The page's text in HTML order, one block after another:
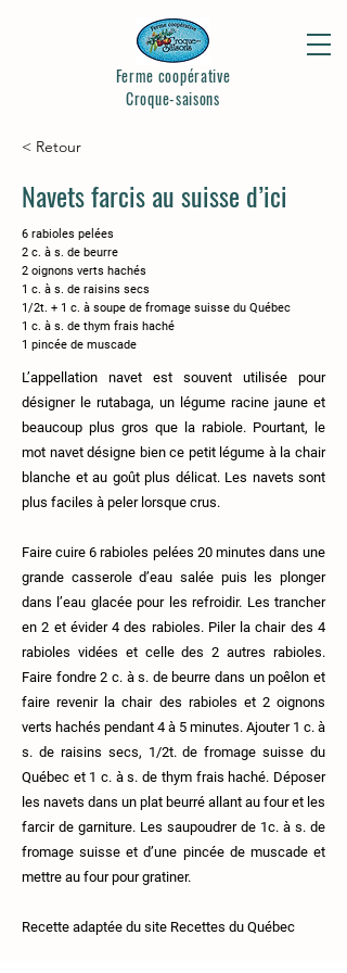
Ferme coopérative
Croque-saisons
< Retour
Navets farcis au suisse d’ici
6 rabioles pelées
2 c. à s. de beurre
2 oignons verts hachés
1 c. à s. de raisins secs
1/2t. + 1 c. à soupe de fromage suisse du Québec
1 c. à s. de thym frais haché
1 pincée de muscade
L’appellation navet est souvent utilisée pour
désigner le rutabaga, un légume racine jaune et
beaucoup plus gros que la rabiole. Pourtant, le
mot navet désigne bien ce petit légume à la chair
blanche et au goût plus délicat. Les navets sont
plus faciles à peler lorsque crus.
Faire cuire 6 rabioles pelées 20 minutes dans une
grande casserole d’eau salée puis les plonger
dans l’eau glacée pour les refroidir. Les trancher
en 2 et évider 4 des rabioles. Piler la chair des 4
rabioles vidées et celle des 2 autres rabioles.
Faire fondre 2 c. à s. de beurre dans un poêlon et
faire revenir la chair des rabioles et 2 oignons
verts hachés pendant 4 à 5 minutes. Ajouter 1 c. à
s. de raisins secs, 1/2t. de fromage suisse du
Québec et 1 c. à s. de thym frais haché. Déposer
les navets dans un plat beurré allant au four et les
farcir de garniture. Les saupoudrer de 1c. à s. de
fromage suisse et d’une pincée de muscade et
mettre au four pour gratiner.
Recette adaptée du site Recettes du Québec